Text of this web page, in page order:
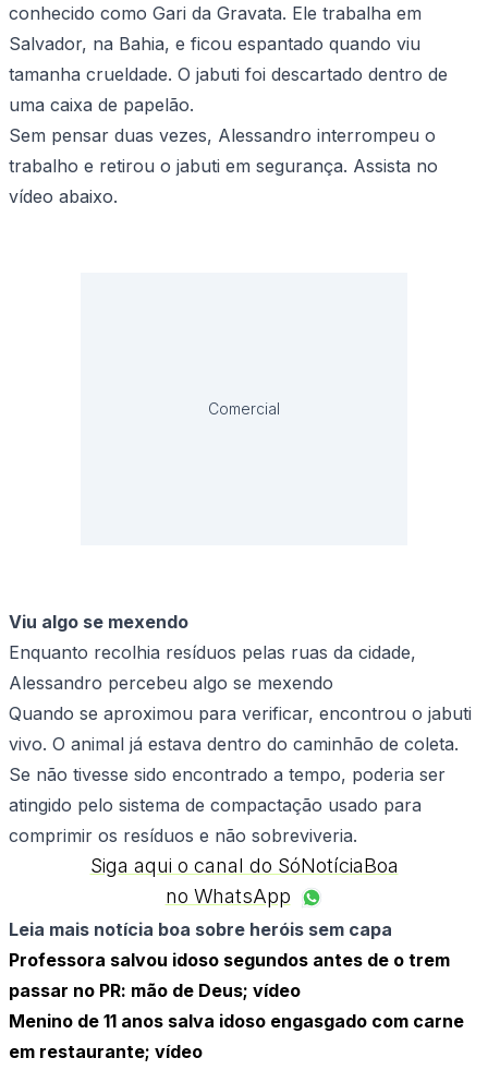
conhecido como Gari da Gravata. Ele trabalha em
Salvador, na Bahia, e ficou espantado quando viu
tamanha crueldade. O jabuti foi descartado dentro de
uma caixa de papelão.
Sem pensar duas vezes, Alessandro interrompeu o
trabalho e retirou o jabuti em segurança. Assista no
vídeo abaixo.
Comercial
Viu algo se mexendo
Enquanto recolhia resíduos pelas ruas da cidade,
Alessandro percebeu algo se mexendo
Quando se aproximou para verificar, encontrou o jabuti
vivo. O animal já estava dentro do caminhão de coleta.
Se não tivesse sido encontrado a tempo, poderia ser
atingido pelo sistema de compactação usado para
comprimir os resíduos e não sobreviveria.
Siga aqui o canal do SóNotíciaBoa
no WhatsApp
Leia mais notícia boa sobre heróis sem capa
Professora salvou idoso segundos antes de o trem
passar no PR: mão de Deus; vídeo
Menino de 11 anos salva idoso engasgado com carne
em restaurante; vídeo